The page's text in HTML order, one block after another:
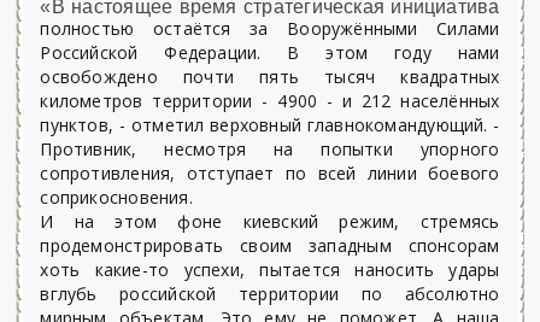
«В настоящее время стратегическая инициатива
полностью остаётся за Вооружёнными Силами
Российской Федерации. В этом году нами
освобождено почти пять тысяч квадратных
километров территории - 4900 - и 212 населённых
пунктов, - отметил верховный главнокомандующий. -
Противник, несмотря на попытки упорного
сопротивления, отступает по всей линии боевого
соприкосновения.
И на этом фоне киевский режим, стремясь
продемонстрировать своим западным спонсорам
хоть какие-то успехи, пытается наносить удары
вглубь российской территории по абсолютно